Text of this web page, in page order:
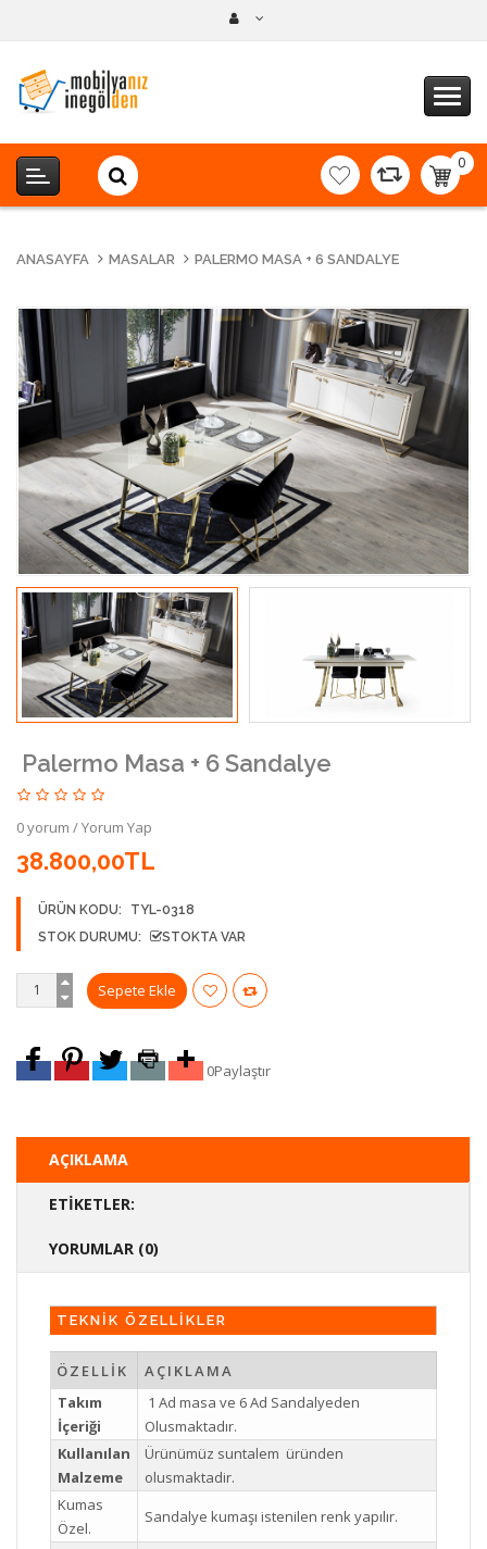
0
-
ANASAYFA MASALAR PALERMO MASA + 6 SANDALYE
Palermo Masa + 6 Sandalye
0 yorum /Yorum Yap
38.800,00TL
ÜRÜN KODU:
TYL-0318
STOK DURUMU:
STOKTA VAR
0Paylaştır
AÇIKLAMA
ETIKETLER:
YORUMLAR (0)
TEKNİK ÖZELLİKLER
ÖZELLİK
AÇIKLAMA
Takım
İçeriği
1 Ad masa ve 6 Ad Sandalyeden
Olusmaktadır.
Kullanılan
Malzeme
Ürünümüz suntalem üründen
olusmaktadir.
Kumas
Özel.
Sandalye kumaşı istenilen renk yapılır.